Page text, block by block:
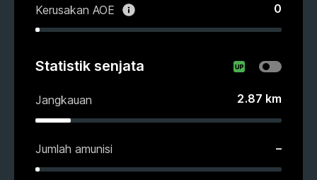
Kerusakan AOE 0
Statistik senjata
Jangkauan 2.87 km
Jumlah amunisi –